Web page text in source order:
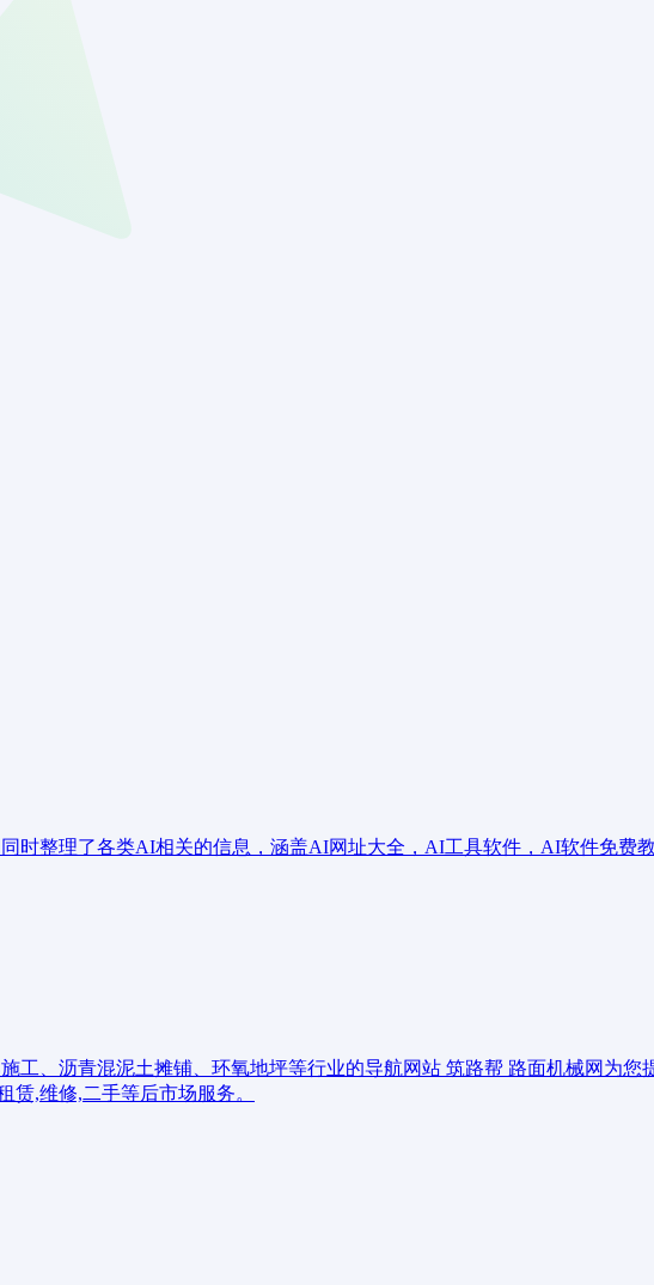
时整理了各类AI相关的信息，涵盖AI网址大全，AI工具软件，AI软件免费
工、沥青混泥土摊铺、环氧地坪等行业的导航网站 筑路帮 路面机械网为您
,维修,二手等后市场服务。